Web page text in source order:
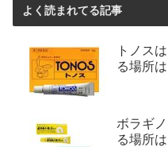
よく読まれてる記事
トノス
る場所
ボラギ
る場所